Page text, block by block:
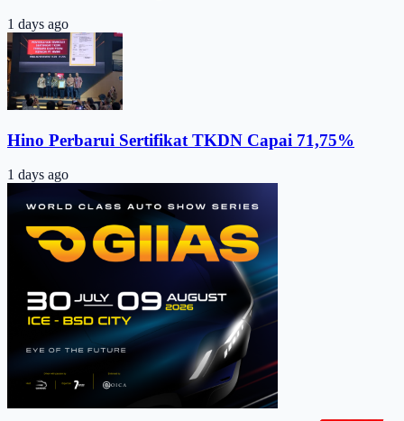
1 days ago
Hino Perbarui Sertifikat TKDN Capai 71,75%
1 days ago